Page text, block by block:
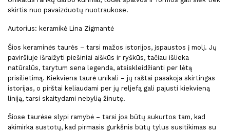
skirtis nuo pavaizduotų nuotraukose.
Autorius: keramikė Lina Zigmantė
Šios keraminės taurės – tarsi mažos istorijos, įspaustos į molį. Jų
paviršiuje išraižyti piešiniai aiškūs ir ryškūs, tačiau išlieka
natūralūs, tarytum sena legenda, atsiskleidžianti per lėtą
prisilietimą. Kiekviena taurė unikali – jų raštai pasakoja skirtingas
istorijas, o pirštai keliaudami per jų reljefą gali pajusti kiekvieną
liniją, tarsi skaitydami nebylią žinutę.
Šiose taurėse slypi ramybė – tarsi jos būtų sukurtos tam, kad
akimirka sustotų, kad pirmasis gurkšnis būtų tylus susitikimas su